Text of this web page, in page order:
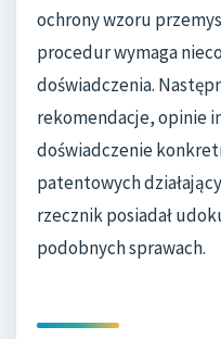
ochrony wzoru
procedur wymaga
doświadczenia.
rekomendacje, opinie
doświadczenie
patentowych
rzecznik posiadał
podobnych sprawach.